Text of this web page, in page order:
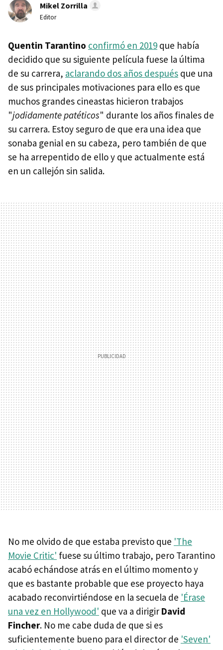
Mikel Zorrilla
Editor
Quentin Tarantino confirmó en 2019 que había
decidido que su siguiente película fuese la última
de su carrera, aclarando dos años después que una
de sus principales motivaciones para ello es que
muchos grandes cineastas hicieron trabajos
"jodidamente patéticos" durante los años finales de
su carrera. Estoy seguro de que era una idea que
sonaba genial en su cabeza, pero también de que
se ha arrepentido de ello y que actualmente está
en un callejón sin salida.
No me olvido de que estaba previsto que 'The
Movie Critic' fuese su último trabajo, pero Tarantino
acabó echándose atrás en el último momento y
que es bastante probable que ese proyecto haya
acabado reconvirtiéndose en la secuela de 'Érase
una vez en Hollywood' que va a dirigir David
Fincher. No me cabe duda de que si es
suficientemente bueno para el director de 'Seven'